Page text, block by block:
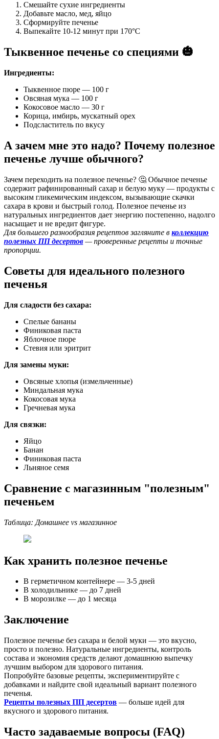
Смешайте сухие ингредиенты
Добавьте масло, мед, яйцо
Сформируйте печенье
Выпекайте 10-12 минут при 170°C
Тыквенное печенье со специями 🎃
Ингредиенты:
Тыквенное пюре — 100 г
Овсяная мука — 100 г
Кокосовое масло — 30 г
Корица, имбирь, мускатный орех
Подсластитель по вкусу
А зачем мне это надо? Почему полезное
печенье лучше обычного?
Зачем переходить на полезное печенье? 🤔 Обычное печенье
содержит рафинированный сахар и белую муку — продукты с
высоким гликемическим индексом, вызывающие скачки
сахара в крови и быстрый голод. Полезное печенье из
натуральных ингредиентов дает энергию постепенно, надолго
насыщает и не вредит фигуре.
Для большего разнообразия рецептов загляните в коллекцию
полезных ПП десертов — проверенные рецепты и точные
пропорции.
Советы для идеального полезного
печенья
Для сладости без сахара:
Спелые бананы
Финиковая паста
Яблочное пюре
Стевия или эритрит
Для замены муки:
Овсяные хлопья (измельченные)
Миндальная мука
Кокосовая мука
Гречневая мука
Для связки:
Яйцо
Банан
Финиковая паста
Льняное семя
Сравнение с магазинным "полезным"
печеньем
Таблица: Домашнее vs магазинное
Как хранить полезное печенье
В герметичном контейнере — 3-5 дней
В холодильнике — до 7 дней
В морозилке — до 1 месяца
Заключение
Полезное печенье без сахара и белой муки — это вкусно,
просто и полезно. Натуральные ингредиенты, контроль
состава и экономия средств делают домашнюю выпечку
лучшим выбором для здорового питания.
Попробуйте базовые рецепты, экспериментируйте с
добавками и найдите свой идеальный вариант полезного
печенья.
Рецепты полезных ПП десертов — больше идей для
вкусного и здорового питания.
Часто задаваемые вопросы (FAQ)